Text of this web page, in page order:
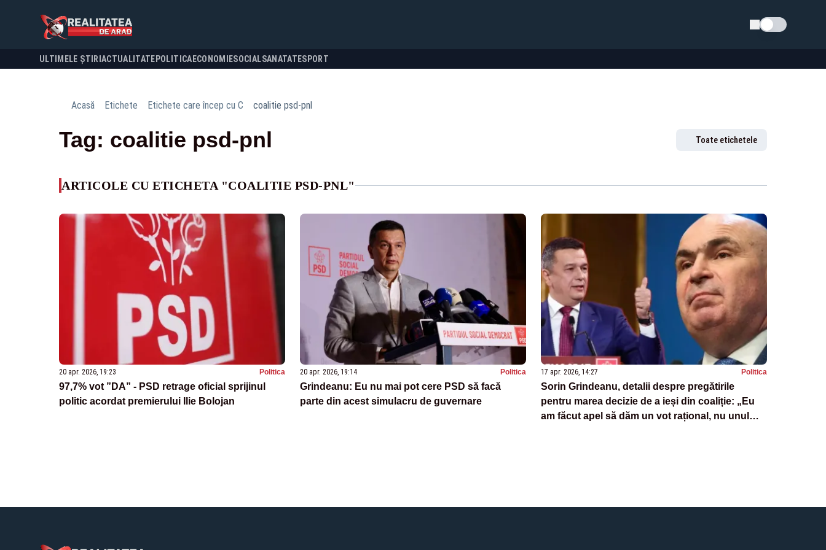
Schimba tema
ULTIMELE ȘTIRI ACTUALITATE POLITICA ECONOMIESOCIALSANATATESPORT
Acasă Etichete Etichete care încep cu C coalitie psd-pnl
Tag: coalitie psd-pnl Toate etichetele
ARTICOLE CU ETICHETA "COALITIE PSD-PNL"
20 apr. 2026, 19:23 Politica
97,7% vot ”DA” - PSD retrage oficial sprijinul
politic acordat premierului Ilie Bolojan
20 apr. 2026, 19:14 Politica
Grindeanu: Eu nu mai pot cere PSD să facă
parte din acest simulacru de guvernare
17 apr. 2026, 14:27 Politica
Sorin Grindeanu, detalii despre pregătirile
pentru marea decizie de a ieși din coaliție: „Eu
am făcut apel să dăm un vot rațional, nu unul